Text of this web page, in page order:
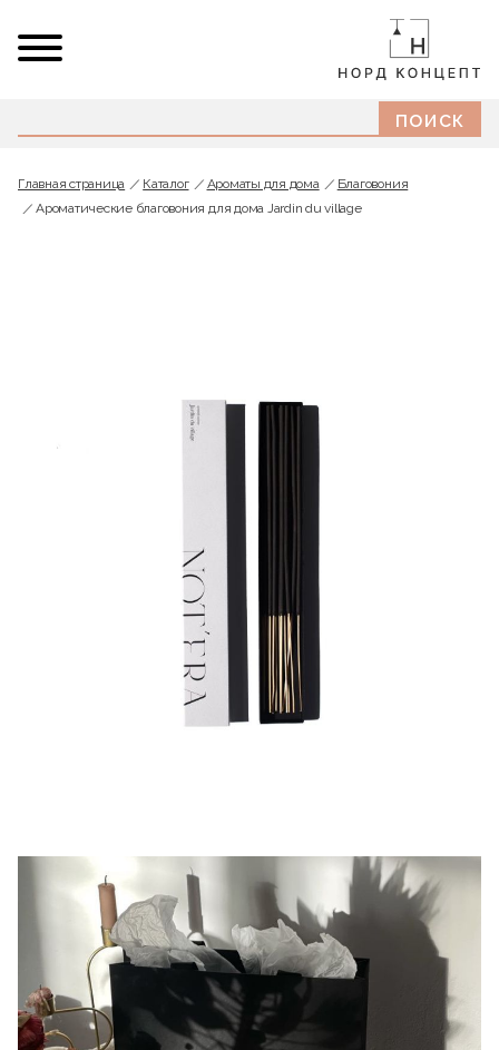
Главная страница Каталог Ароматы для дома
Благовония
Ароматические благовония для дома Jardin du village